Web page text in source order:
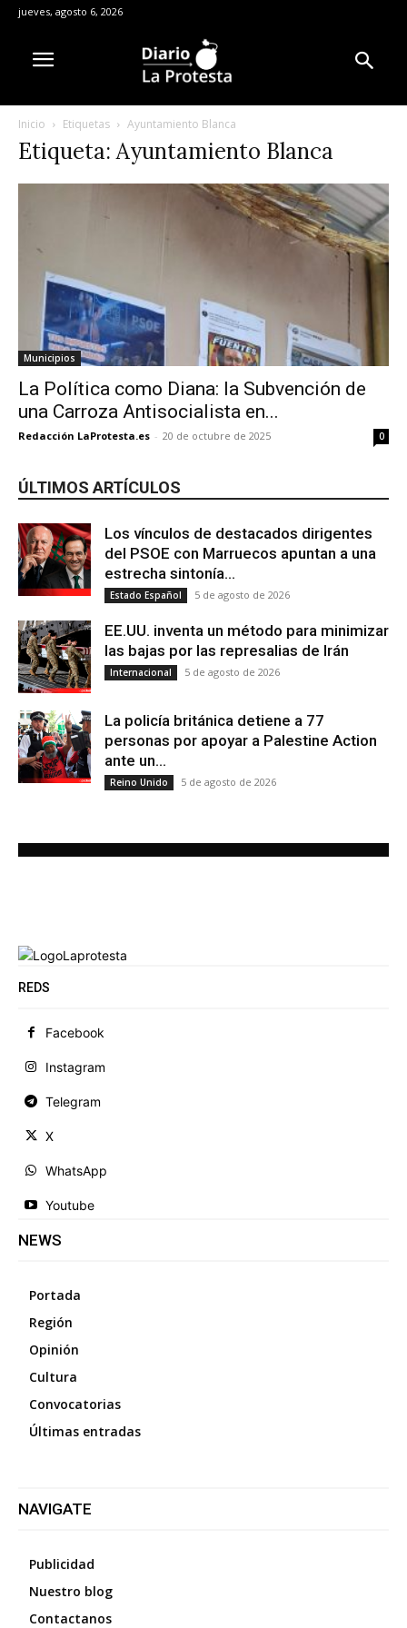
jueves, agosto 6, 2026
Inicio Etiquetas Ayuntamiento Blanca
Etiqueta: Ayuntamiento Blanca
Municipios
La Política como Diana: la Subvención de
una Carroza Antisocialista en...
Redacción LaProtesta.es - 20 de octubre de 2025 0
ÚLTIMOS ARTÍCULOS
Los vínculos de destacados dirigentes
del PSOE con Marruecos apuntan a una
estrecha sintonía...
Estado Español 5 de agosto de 2026
EE.UU. inventa un método para minimizar
las bajas por las represalias de Irán
Internacional 5 de agosto de 2026
La policía británica detiene a 77
personas por apoyar a Palestine Action
ante un...
Reino Unido 5 de agosto de 2026
REDS
Facebook
Instagram
Telegram
X
WhatsApp
Youtube
NEWS
Portada
Región
Opinión
Cultura
Convocatorias
Últimas entradas
NAVIGATE
Publicidad
Nuestro blog
Contactanos